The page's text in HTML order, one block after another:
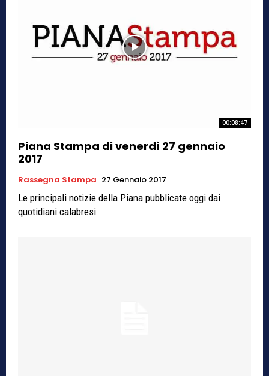
00:08:47
Piana Stampa di venerdì 27 gennaio
2017
Rassegna Stampa 27 Gennaio 2017
Le principali notizie della Piana pubblicate oggi dai
quotidiani calabresi